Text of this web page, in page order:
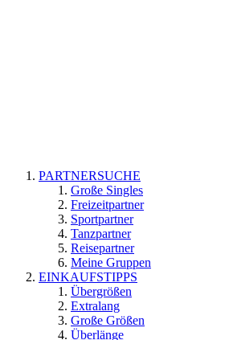
PARTNERSUCHE
Große Singles
Freizeitpartner
Sportpartner
Tanzpartner
Reisepartner
Meine Gruppen
EINKAUFSTIPPS
Übergrößen
Extralang
Große Größen
Überlänge